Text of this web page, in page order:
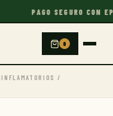
PAGO SEGURO CON
0
/